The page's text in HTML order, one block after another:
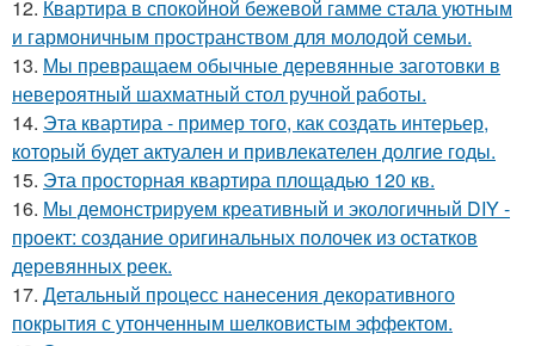
12. Квартира в спокойной бежевой гамме стала уютным
и гармоничным пространством для молодой семьи.
13. Мы превращаем обычные деревянные заготовки в
невероятный шахматный стол ручной работы.
14. Эта квартира - пример того, как создать интерьер,
который будет актуален и привлекателен долгие годы.
15. Эта просторная квартира площадью 120 кв.
16. Мы демонстрируем креативный и экологичный DIY -
проект: создание оригинальных полочек из остатков
деревянных реек.
17. Детальный процесс нанесения декоративного
покрытия с утонченным шелковистым эффектом.